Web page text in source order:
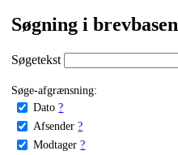
Søgning i brevbasen
Søgetekst
Søge-afgrænsning:
Dato ?
Afsender ?
Modtager ?